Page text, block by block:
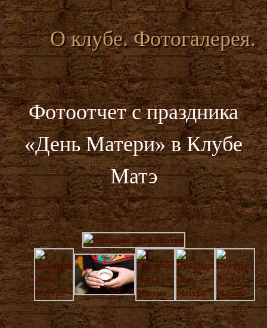
О клубе. Фотогалерея.
Фотоотчет с праздника
«День Матери» в Клубе
Матэ